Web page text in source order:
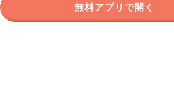
無料アプリで開く